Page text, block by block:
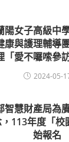
陽女子高級中
康與護理輔導
「愛不囉嗦參
2024-05-
智慧財產局為
113年度「校
始報名